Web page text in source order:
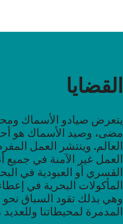
القضايا
يتعرض صيادو الأسماك
مضى، وصيد الأسماك هو
العالم. وينتشر العمل
العمل غير الآمنة في جميع
القسري أو العبودية في
المأكولات البحرية في
وهي بذلك تقود السباق
المدمرة لمحيطاتنا